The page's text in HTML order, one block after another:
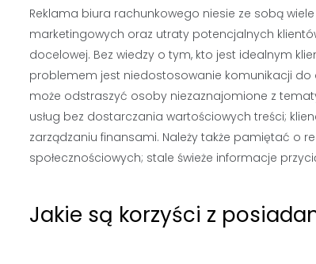
Reklama biura rachunkowego niesie ze sobą
marketingowych oraz utraty potencjalnych
docelowej. Bez wiedzy o tym, kto jest idealnym
problemem jest niedostosowanie komunikacji
może odstraszyć osoby niezaznajomione z
usług bez dostarczania wartościowych treści;
zarządzaniu finansami. Należy także pamiętać o
społecznościowych; stale świeże informacje
Jakie są korzyści z